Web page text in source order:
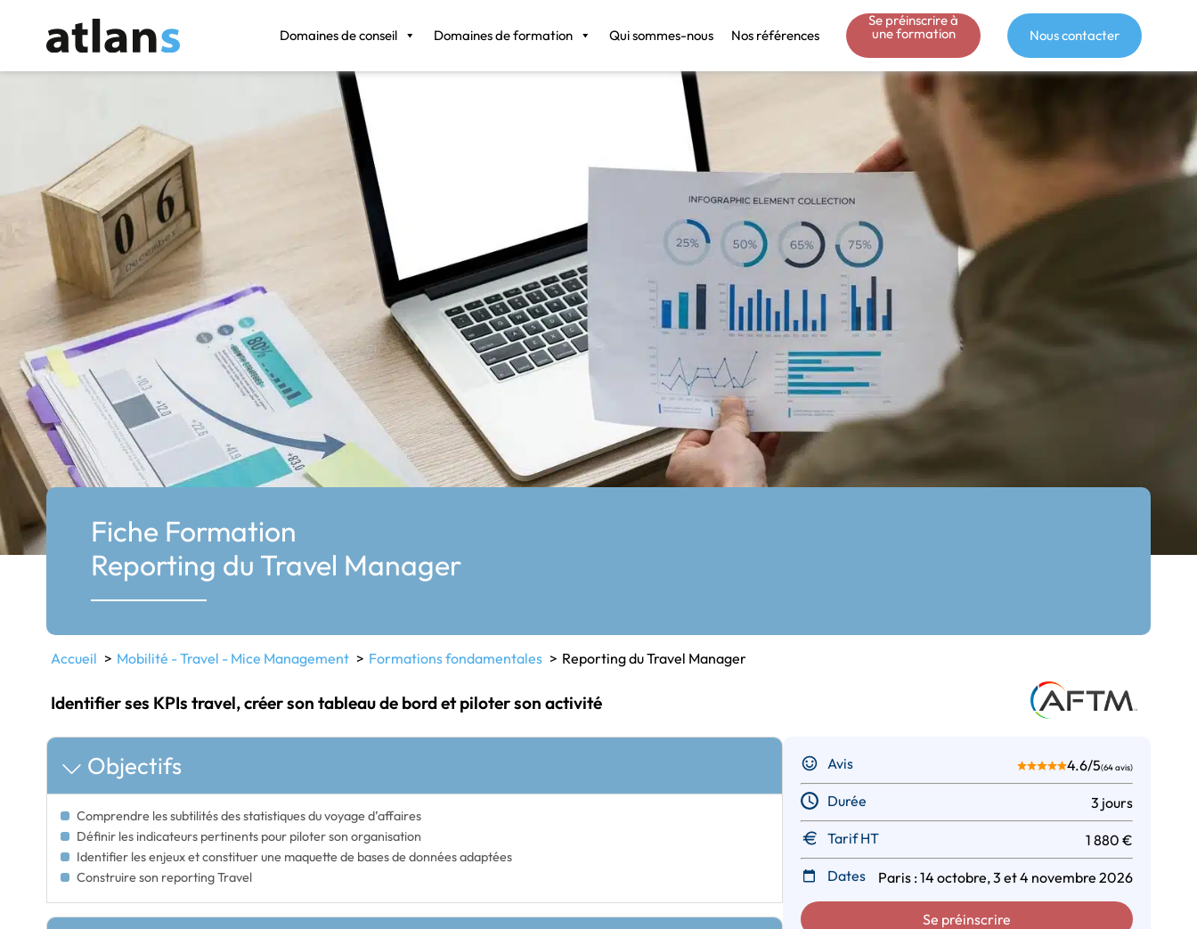
Domaines de conseil Domaines de formation Qui sommes-nous Nos références
Se préinscrire à
une formation Nous contacter
Fiche Formation
Reporting du Travel Manager
Accueil Mobilité - Travel - Mice Management Formations fondamentales Reporting du Travel Manager
Identifier ses KPIs travel, créer son tableau de bord et piloter son activité
Objectifs
Comprendre les subtilités des statistiques du voyage d’affaires
Définir les indicateurs pertinents pour piloter son organisation
Identifier les enjeux et constituer une maquette de bases de données adaptées
Construire son reporting Travel
Avis 4.6/5(64 avis)
Durée
3 jours
Tarif HT
1 880 €
Dates
Paris : 14 octobre, 3 et 4 novembre 2026
Se préinscrire